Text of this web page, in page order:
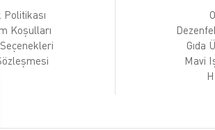
Politikası
Koşulları
Gıda
Mavi